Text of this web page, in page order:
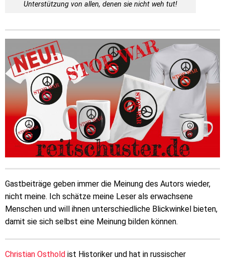
Unterstützung von allen, denen sie nicht weh tut!
Gastbeiträge geben immer die Meinung des Autors wieder,
nicht meine. Ich schätze meine Leser als erwachsene
Menschen und will ihnen unterschiedliche Blickwinkel bieten,
damit sie sich selbst eine Meinung bilden können.
Christian Osthold ist Historiker und hat in russischer